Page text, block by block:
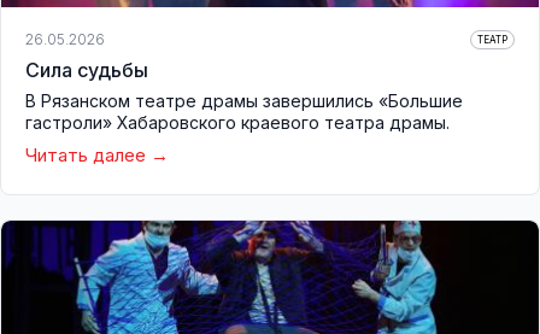
26.05.2026 ТЕАТР
Сила судьбы
В Рязанском театре драмы завершились «Большие
гастроли» Хабаровского краевого театра драмы.
Читать далее